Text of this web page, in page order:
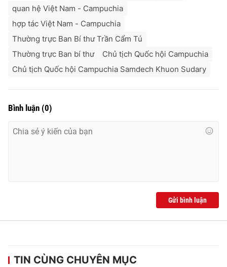
quan hệ Việt Nam - Campuchia
hợp tác Việt Nam - Campuchia
Thường trực Ban Bí thư Trần Cẩm Tú
Thường trực Ban bí thư
Chủ tịch Quốc hội Campuchia
Chủ tịch Quốc hội Campuchia Samdech Khuon Sudary
Bình luận (0)
Gửi bình luận
TIN CÙNG CHUYÊN MỤC